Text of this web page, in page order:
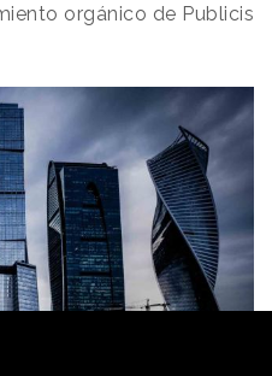
orgánico de Publicis